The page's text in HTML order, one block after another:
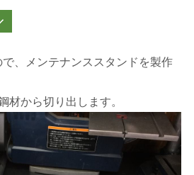
、メンテナンススタンドを製作
材から切り出します。